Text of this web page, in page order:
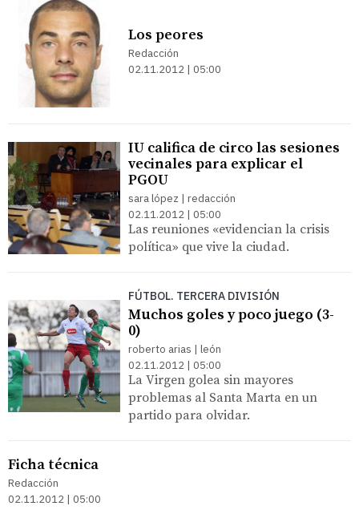
Los peores
Redacción
02.11.2012 | 05:00
IU califica de circo las sesiones
vecinales para explicar el
PGOU
sara lópez | redacción
02.11.2012 | 05:00
Las reuniones «evidencian la crisis
política» que vive la ciudad.
FÚTBOL. TERCERA DIVISIÓN
Muchos goles y poco juego (3-
0)
roberto arias | león
02.11.2012 | 05:00
La Virgen golea sin mayores
problemas al Santa Marta en un
partido para olvidar.
Ficha técnica
Redacción
02.11.2012 | 05:00